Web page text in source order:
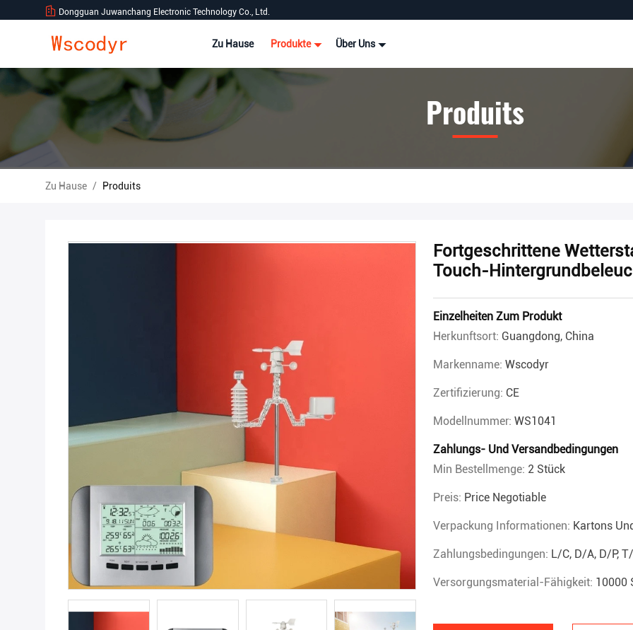
Dongguan Juwanchang Electronic Technology Co., Ltd.
Zu Hause Produkte Über Uns
Produits
Zu Hause / Produits
Fortgeschrittene
Touch-
Einzelheiten Zum Produkt
Herkunftsort: Guangdong, China
Markenname: Wscodyr
Zertifizierung: CE
Modellnummer: WS1041
Zahlungs- Und Versandbedingungen
Min Bestellmenge: 2 Stück
Preis: Price Negotiable
Verpackung Informationen: Kartons
Zahlungsbedingungen: L/C, D/A, D/P,
Versorgungsmaterial-Fähigkeit: 10000